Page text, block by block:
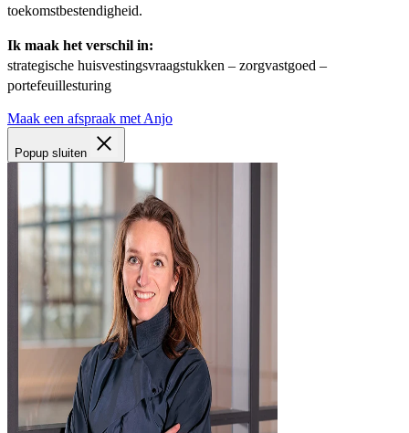
toekomstbestendigheid.
Ik maak het verschil in:
strategische huisvestingsvraagstukken – zorgvastgoed –
portefeuillesturing
Maak een afspraak met Anjo
Popup sluiten